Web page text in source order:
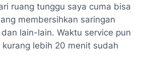
ruang tunggu saya cuma bisa
membersihkan saringan
lain-lain. Waktu service pun
lebih 20 menit sudah